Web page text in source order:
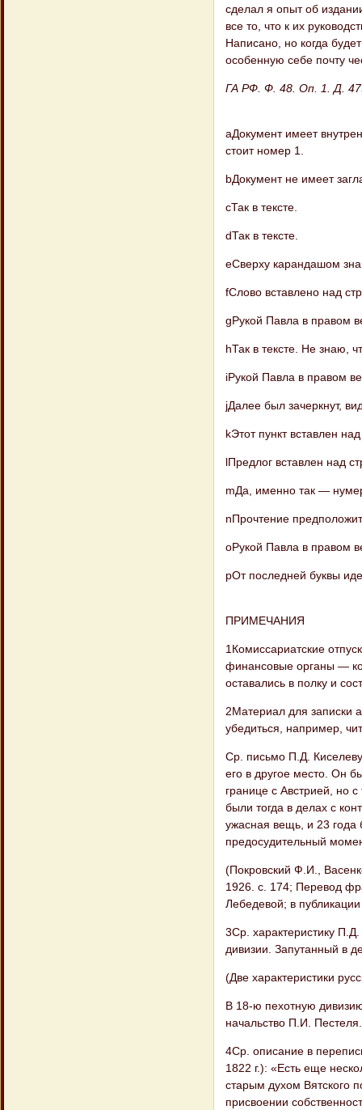
сделал я опыт об
все то, что к их
Написано, но когда
особенную себе почту
ГА РФ. Ф. 48. Оп. 1. Д.
aДокумент имеет
стоит номер 1.
bДокумент не имеет
cТак в тексте.
dТак в тексте.
eСверху карандашом
fСлово вставлено над
gРукой Павла в правом
hТак в тексте. Не знаю,
iРукой Павла в правом
jДалее был зачеркнут,
kЭтот пункт вставлен
lПредлог вставлен над
mДа, именно так —
nПрочтение
oРукой Павла в правом
pОт последней буквы
ПРИМЕЧАНИЯ
1Комиссариатские
финансовые органы —
оставались в полку и
2Материал для записки
убедиться, например,
Ср. письмо П.Д.
его в другое место. Он
границе с Австрией, но
были тогда в делах с
ужасная вещь, и 23 года
предосудительный
(Покровский Ф.И.,
1926. с. 174; Перевод
Лебедевой; в
3Ср. характеристику
дивизии. Запутанный в
(Две характеристики
В 18-ю пехотную
начальство П.И. Пестеля.
4Ср. описание в
1822 г.): «Есть еще
старым духом Вятского
присвоении